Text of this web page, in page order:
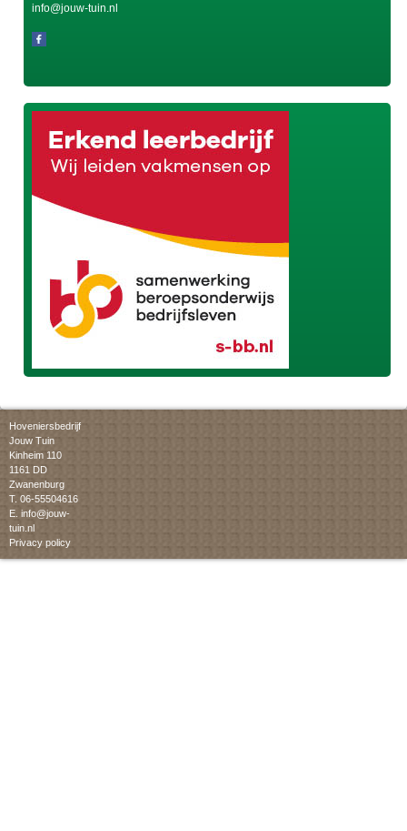
info@jouw-tuin.nl
Hoveniersbedrijf
Jouw Tuin
Kinheim 110
1161 DD
Zwanenburg
T. 06-55504616
E. info@jouw-
tuin.nl
Privacy policy